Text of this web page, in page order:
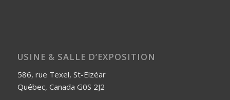
USINE & SALLE D’EXPOSITION
586, rue Texel, St-Elzéar
Québec, Canada G0S 2J2